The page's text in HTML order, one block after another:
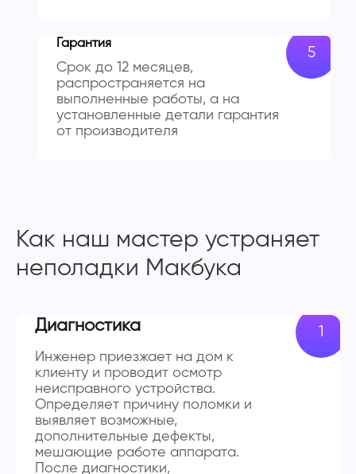
Гарантия
Срок до 12 месяцев,
распространяется на
выполненные работы, а на
установленные детали гарантия
от производителя
Как наш мастер устраняет
неполадки Макбука
Диагностика
Инженер приезжает на дом к
клиенту и проводит осмотр
неисправного устройства.
Определяет причину поломки и
выявляет возможные,
дополнительные дефекты,
мешающие работе аппарата.
После диагностики,